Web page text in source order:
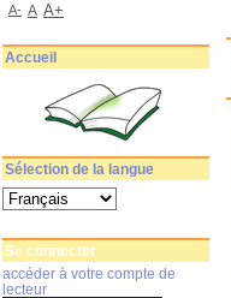
A- A A+
Accueil
Sélection de la langue
Se connecter
accéder à votre compte de
lecteur